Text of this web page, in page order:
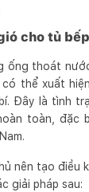
cho tủ
ống thoát
thể xuất
Đây là tình
toàn, đặc
nên tạo điều
giải pháp sau: